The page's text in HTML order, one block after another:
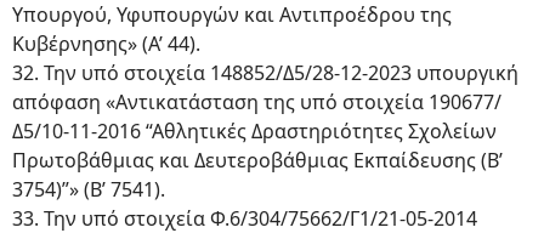
Υπουργού, Υφυπουργών και Αντιπροέδρου της
Κυβέρνησης» (Α’ 44).
32. Την υπό στοιχεία 148852/Δ5/28-12-2023 υπουργική
απόφαση «Αντικατάσταση της υπό στοιχεία 190677/
Δ5/10-11-2016 “Αθλητικές Δραστηριότητες Σχολείων
Πρωτοβάθμιας και Δευτεροβάθμιας Εκπαίδευσης (Β’
3754)”» (Β’ 7541).
33. Την υπό στοιχεία Φ.6/304/75662/Γ1/21-05-2014